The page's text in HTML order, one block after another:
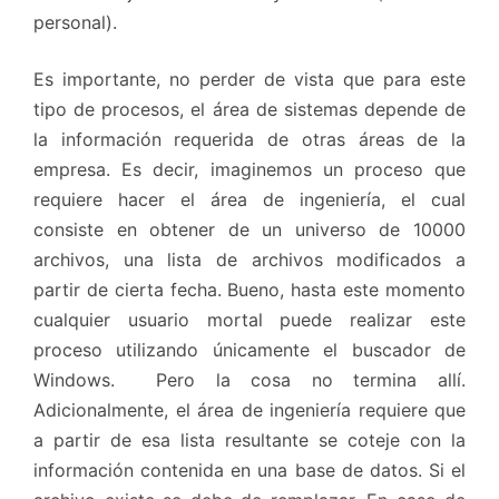
personal).
Es importante, no perder de vista que para este
tipo de procesos, el área de sistemas depende de
la información requerida de otras áreas de la
empresa. Es decir, imaginemos un proceso que
requiere hacer el área de ingeniería, el cual
consiste en obtener de un universo de 10000
archivos, una lista de archivos modificados a
partir de cierta fecha. Bueno, hasta este momento
cualquier usuario mortal puede realizar este
proceso utilizando únicamente el buscador de
Windows. Pero la cosa no termina allí.
Adicionalmente, el área de ingeniería requiere que
a partir de esa lista resultante se coteje con la
información contenida en una base de datos. Si el